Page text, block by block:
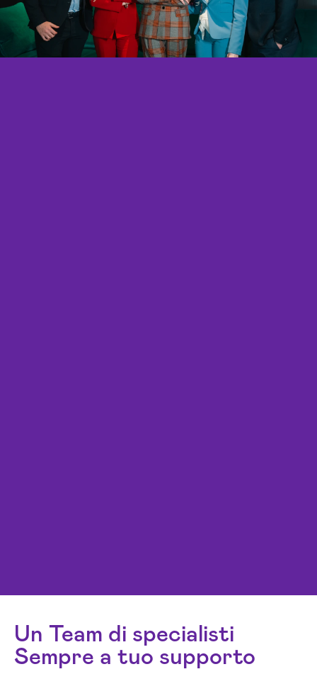
Un Team di specialisti
Sempre a tuo supporto